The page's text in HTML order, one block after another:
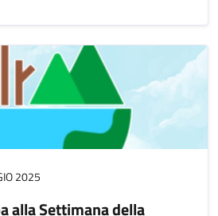
2025
alla Settimana della